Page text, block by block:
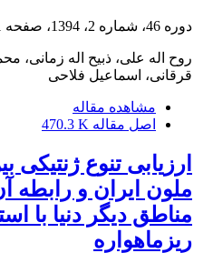
دوره 46، شماره 2، 1394، صفحه
روح اله علی، ذبیح اله زمانی،
قرقانی، اسماعیل فلاحی
مشاهده مقاله
اصل مقاله 470.3 K
ارزیابی تنوع
ملون ایران و رابطه
مناطق دیگر دنیا با
ریزماهواره